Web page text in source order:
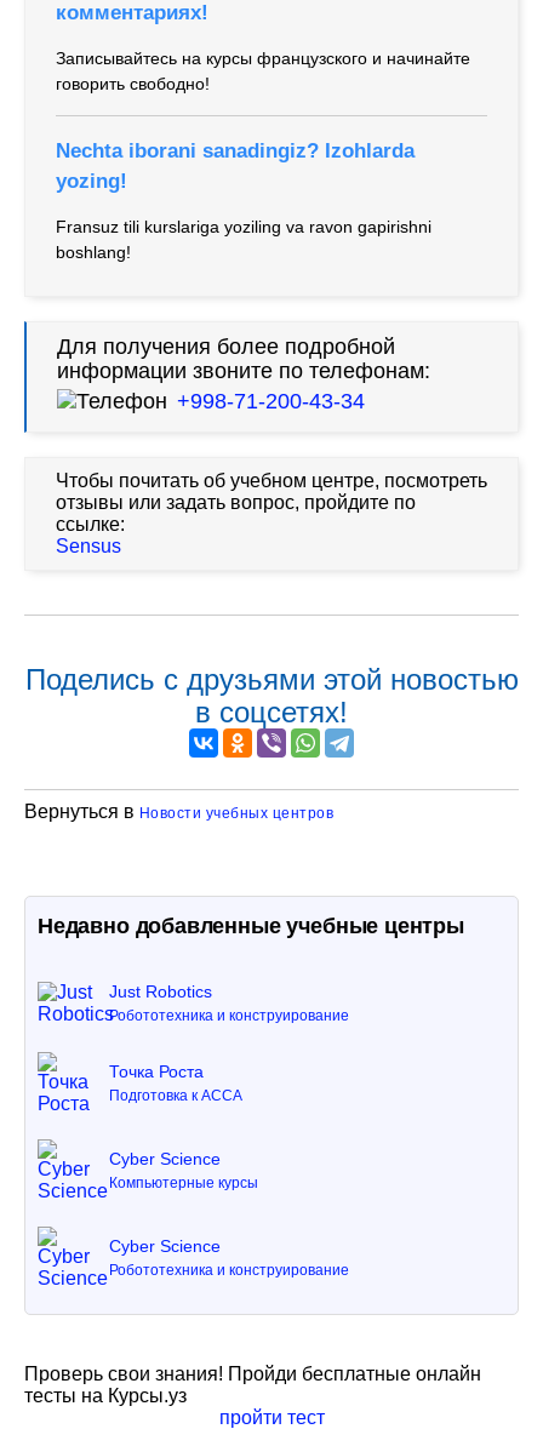
комментариях!
Записывайтесь на курсы французского и начинайте
говорить свободно!
Nechta iborani sanadingiz? Izohlarda
yozing!
Fransuz tili kurslariga yoziling va ravon gapirishni
boshlang!
Для получения более подробной
информации звоните по телефонам:
+998-71-200-43-34
Чтобы почитать об учебном центре, посмотреть
отзывы или задать вопрос, пройдите по
ссылке:
Sensus
Поделись с друзьями этой новостью
в соцсетях!
Вернуться в Новости учебных центров
Недавно добавленные учебные центры
Just Robotics
Робототехника и конструирование
Точка Роста
Подготовка к ACCA
Cyber Science
Компьютерные курсы
Cyber Science
Робототехника и конструирование
Проверь свои знания! Пройди бесплатные онлайн
тесты на Курсы.уз
пройти тест